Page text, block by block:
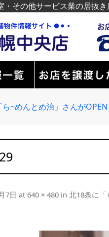
・その他サービス業の居抜
ら~めんとめ治」さんが
7日 at 640 × 480 in 北18条に